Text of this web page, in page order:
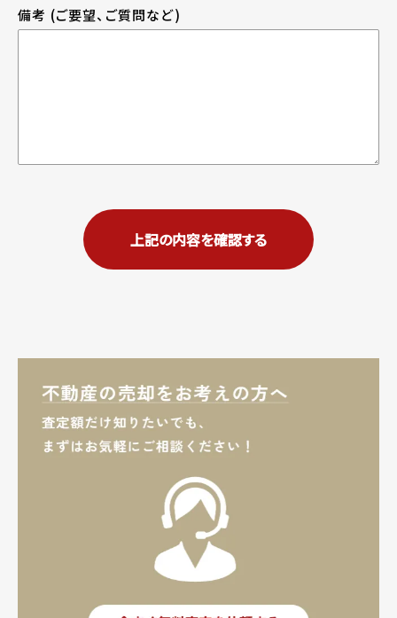
備考 (ご要望、ご質問など)